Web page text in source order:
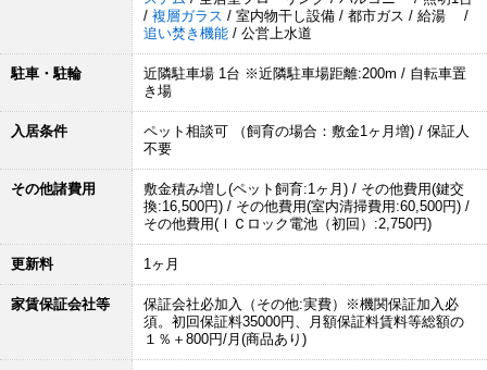
/ 複層ガラス / 室内物干し設備 / 都市ガス / 給湯 /
追い焚き機能 / 公営上水道
駐車・駐輪
近隣駐車場 1台 ※近隣駐車場距離:200m / 自転車置
き場
入居条件
ペット相談可 （飼育の場合：敷金1ヶ月増) / 保証人
不要
その他諸費用
敷金積み増し(ペット飼育:1ヶ月) / その他費用(鍵交
換:16,500円) / その他費用(室内清掃費用:60,500円) /
その他費用(ＩＣロック電池（初回）:2,750円)
更新料 1ヶ月
家賃保証会社等
保証会社必加入（その他:実費）※機関保証加入必
須。初回保証料35000円、月額保証料賃料等総額の
１％＋800円/月(商品あり)